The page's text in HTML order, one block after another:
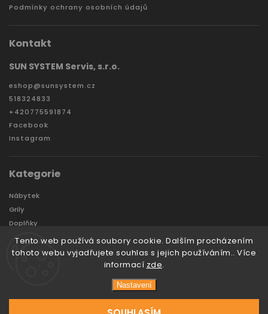
Tento web používá soubory cookie. Dalším procházením
tohoto webu vyjadřujete souhlas s jejich používáním.. Více
informací zde.
Nastavení
Podmínky ochrany osobních údajů
Kontakt
SUN SYSTEM Servis, s.r.o.
eshop@sunsystem.cz
518324833
+420775591874
Facebook
Instagram
Kategorie
Nábytek
Grily
Doplňky
Zahradní domky a boxy
Značky
Sunsystem. Všechna práva vyhrazena.
VytvořilTomáš Hlad&techka s.r.o.